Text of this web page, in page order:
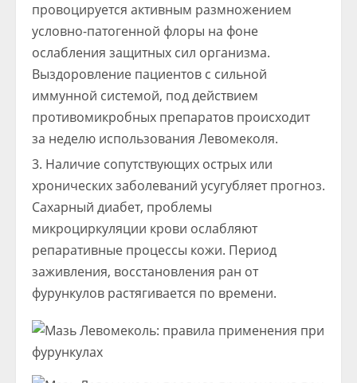
провоцируется активным размножением
условно-патогенной флоры на фоне
ослабления защитных сил организма.
Выздоровление пациентов с сильной
иммунной системой, под действием
противомикробных препаратов происходит
за неделю использования Левомеколя.
Наличие сопутствующих острых или
хронических заболеваний усугубляет прогноз.
Сахарный диабет, проблемы
микроциркуляции крови ослабляют
репаративные процессы кожи. Период
заживления, восстановления ран от
фурункулов растягивается по времени.